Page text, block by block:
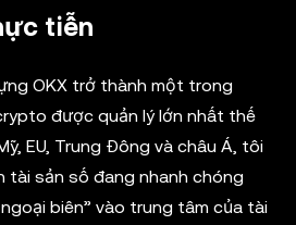
tiễn
OKX trở thành một trong
được quản lý lớn nhất thế
EU, Trung Đông và châu Á, tôi
tài sản số đang nhanh chóng
biên” vào trung tâm của tài